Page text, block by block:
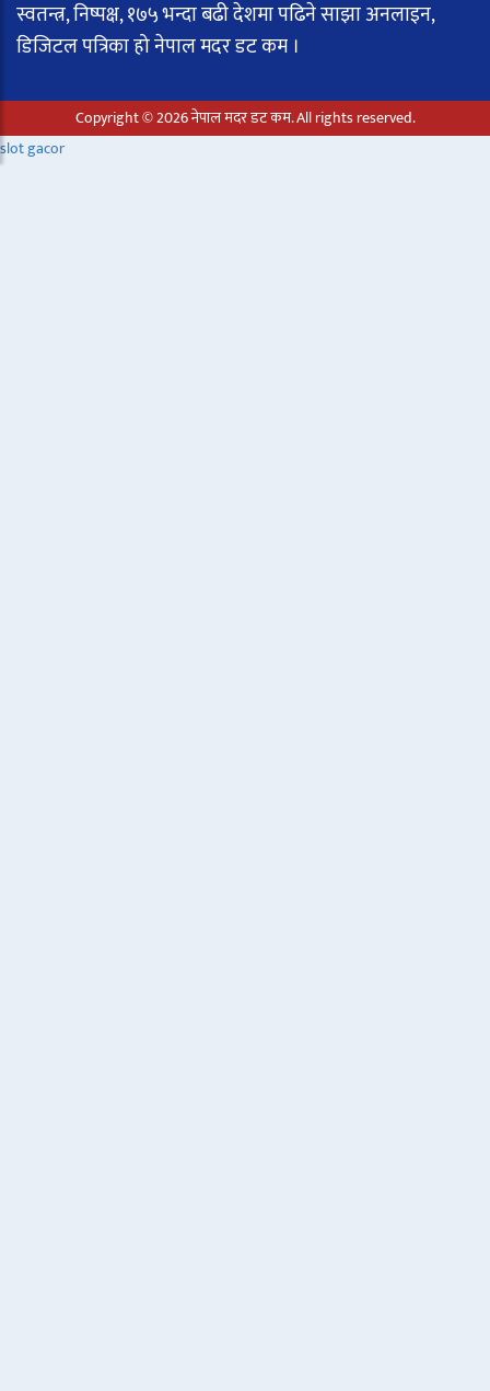
स्वतन्त्र, निष्पक्ष, १७५ भन्दा बढी देशमा पढिने साझा अनलाइन,
डिजिटल पत्रिका हो नेपाल मदर डट कम ।
Copyright © 2026 नेपाल मदर डट कम. All rights reserved.
slot gacor